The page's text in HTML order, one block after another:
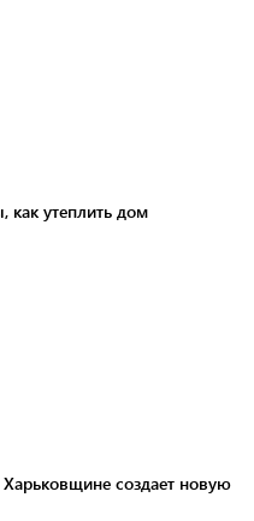
как утеплить дом
создает новую